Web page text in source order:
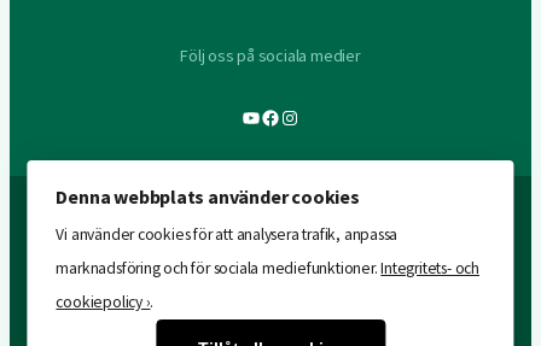
Följ oss på sociala medier
YouTube
Facebook
Instagram
Denna webbplats använder cookies
Vi använder cookies för att analysera trafik, anpassa
marknadsföring och för sociala mediefunktioner.Integritets- och
cookiepolicy ›.